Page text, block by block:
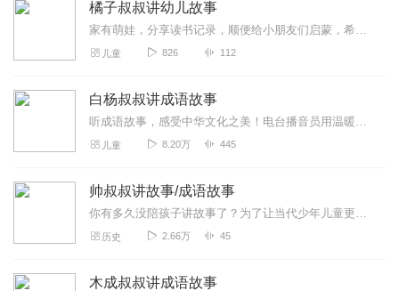
橘子叔叔讲幼儿故事
家有萌娃，分享读书记录，顺便给小朋友们启蒙，希望所有的小朋友都能健康快乐成长！
儿童 826 112
白杨叔叔讲成语故事
听成语故事，感受中华文化之美！电台播音员用温暖声音与你每天相伴！
儿童 8.20万 445
帅叔叔讲故事/成语故事
你有多久没陪孩子讲故事了？为了让当代少年儿童更好了解中国传统文化，传承中华精神，“帅叔叔讲故事“以国学传统、古诗词诵读、中国民间传说、民俗故事、少数民族故事、宝...
历史 2.66万 45
木成叔叔讲成语故事